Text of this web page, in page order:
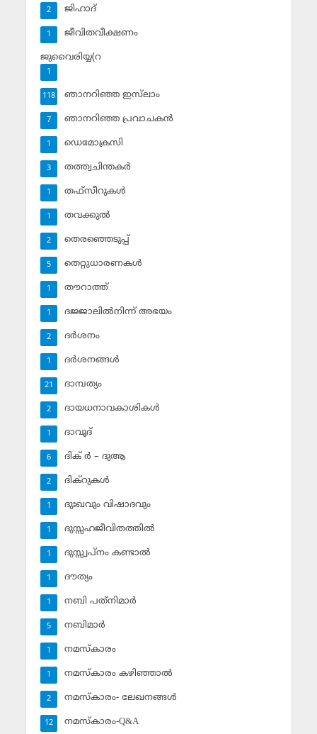
ജിഹാദ്‌
2
ജീവിതവീക്ഷണം
1
ജുവൈരിയ്യ(റ
1
ഞാനറിഞ്ഞ ഇസ്‌ലാം
118
ഞാനറിഞ്ഞ പ്രവാചകന്‍
7
ഡെമോക്രസി
1
തത്ത്വചിന്തകര്‍
3
തഫ്‌സീറുകള്‍
1
തവക്കുല്‍
1
തെരഞ്ഞെടുപ്പ്
2
തെറ്റുധാരണകള്‍
5
തൗറാത്ത്
1
ദജ്ജാലില്‍നിന്ന് അഭയം
1
ദര്‍ശനം
2
ദര്‍ശനങ്ങള്‍
1
ദാമ്പത്യം
21
ദായധനാവകാശികള്‍
2
ദാവൂദ്‌
1
ദിക് ര്‍ – ദുആ
6
ദിക്‌റുകള്‍
2
ദുഃഖവും വിഷാദവും
1
ദുസ്സഹജീവിതത്തില്‍
1
ദുസ്സ്വപ്‌നം കണ്ടാല്‍
1
ദൗത്യം
1
നബി പത്‌നിമാര്‍
1
നബിമാര്‍
5
നമസ്‌കാരം
1
നമസ്‌കാരം കഴിഞ്ഞാല്‍
1
നമസ്‌കാരം- ലേഖനങ്ങള്‍
2
നമസ്‌കാരം-Q&A
12